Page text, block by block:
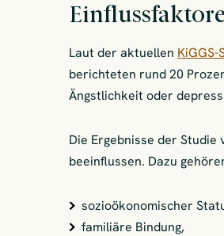
Laut der aktuellen KiGGS-
berichteten rund 20
Ängstlichkeit oder
Die Ergebnisse der
beeinflussen. Dazu
sozioökonomischer
familiäre Bindung,